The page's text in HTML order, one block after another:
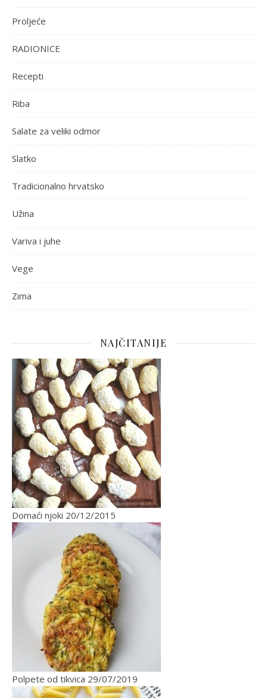
Proljeće
RADIONICE
Recepti
Riba
Salate za veliki odmor
Slatko
Tradicionalno hrvatsko
Užina
Variva i juhe
Vege
Zima
NAJČITANIJE
Domaći njoki 20/12/2015
Polpete od tikvica 29/07/2019